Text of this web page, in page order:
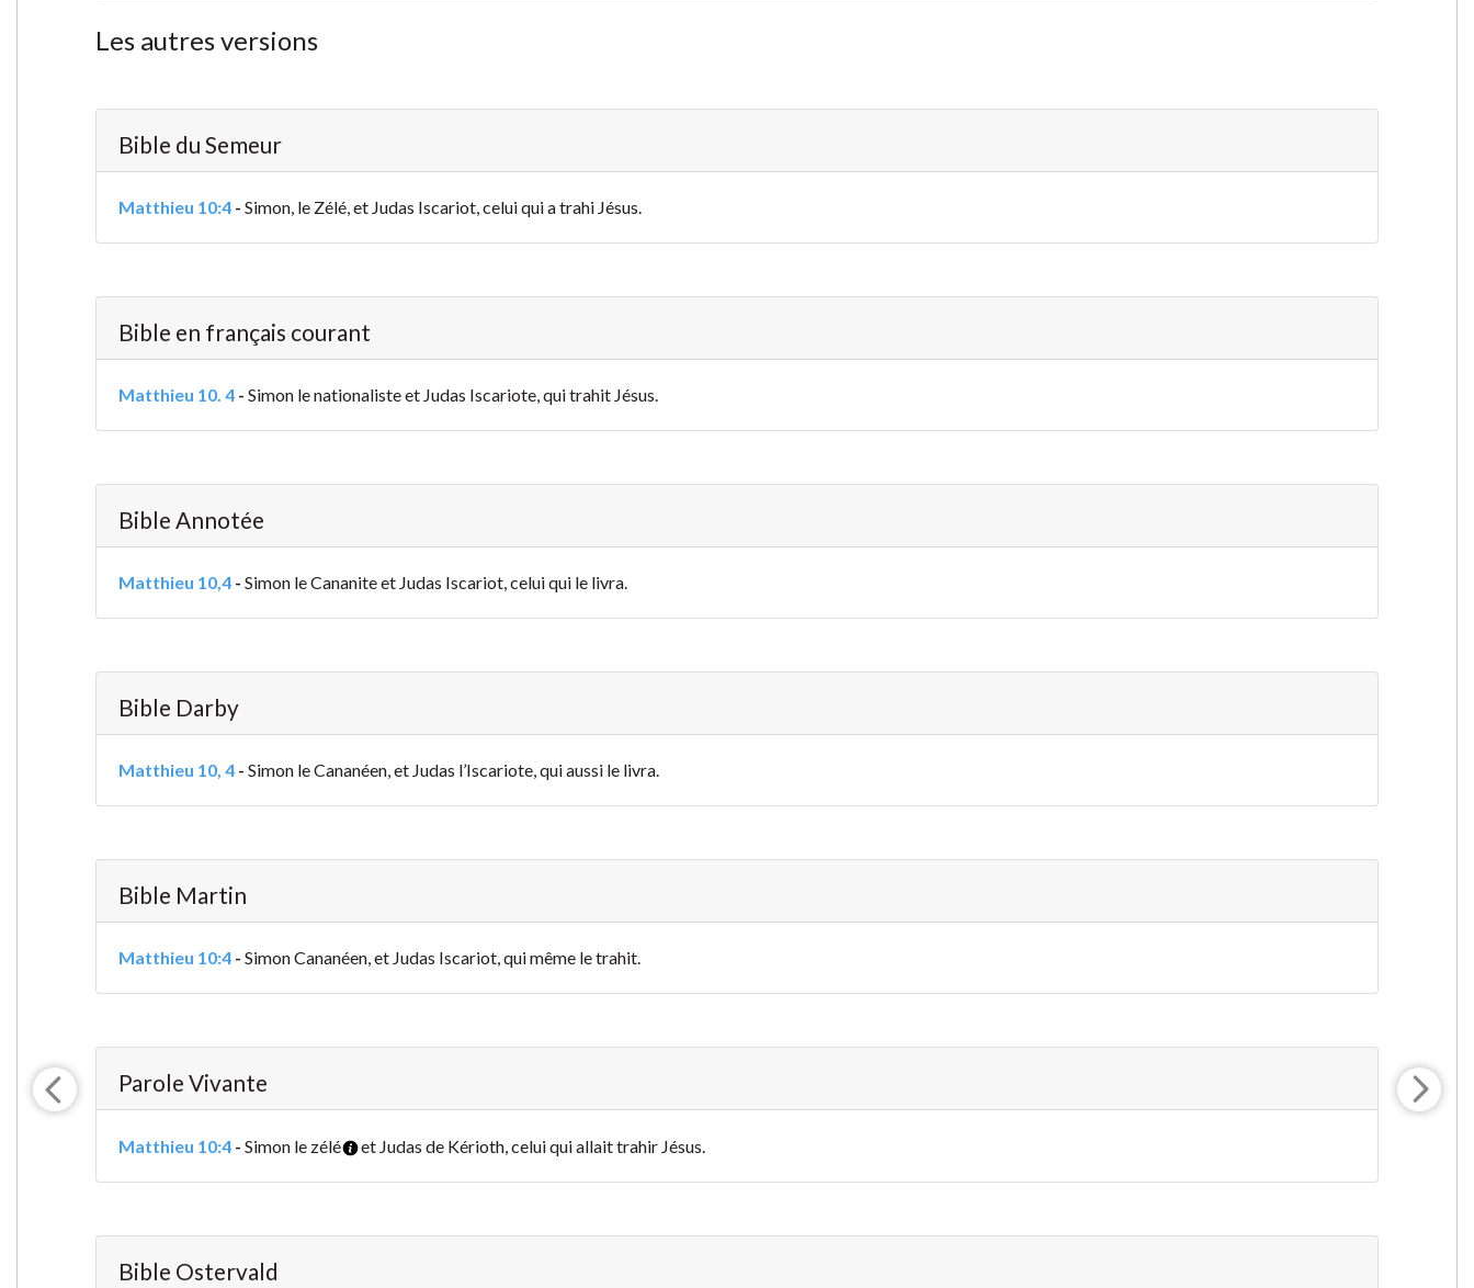
Les autres versions
Bible du Semeur
Matthieu 10:4- Simon, le Zélé, et Judas Iscariot, celui qui a trahi Jésus.
Bible en français courant
Matthieu 10. 4- Simon le nationaliste et Judas Iscariote, qui trahit Jésus.
Bible Annotée
Matthieu 10,4- Simon le Cananite et Judas Iscariot, celui qui le livra.
Bible Darby
Matthieu 10, 4- Simon le Cananéen, et Judas l’Iscariote, qui aussi le livra.
Bible Martin
Matthieu 10:4- Simon Cananéen, et Judas Iscariot, qui même le trahit.
Parole Vivante
Matthieu 10:4- Simon le zélé et Judas de Kérioth, celui qui allait trahir Jésus.
Bible Ostervald